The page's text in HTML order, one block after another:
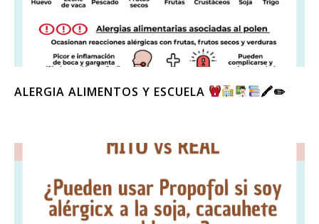
ALERGIA ALIMENTOS Y ESCUELA 🖍✏